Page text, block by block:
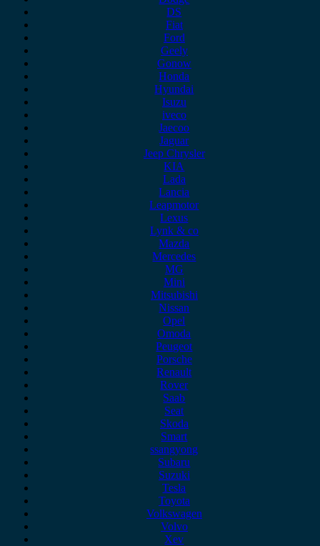
DS
Fiat
Ford
Geely
Gonow
Honda
Hyundai
Isuzu
iveco
Jaecoo
Jaguar
Jeep Chrysler
KIA
Lada
Lancia
Leapmotor
Lexus
Lynk & co
Mazda
Mercedes
MG
Mini
Mitsubishi
Nissan
Opel
Omoda
Peugeot
Porsche
Renault
Rover
Saab
Seat
Skoda
Smart
ssangyong
Subaru
Suzuki
Tesla
Toyota
Volkswagen
Volvo
Xev